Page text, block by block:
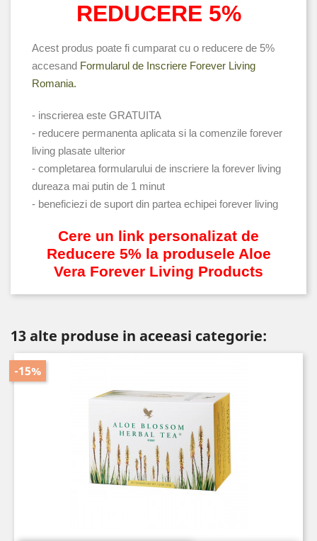
REDUCERE 5%
Acest produs poate fi cumparat cu o reducere de 5%
accesand Formularul de Inscriere Forever Living
Romania.
- inscrierea este GRATUITA
- reducere permanenta aplicata si la comenzile forever
living plasate ulterior
- completarea formularului de inscriere la forever living
dureaza mai putin de 1 minut
- beneficiezi de suport din partea echipei forever living
Cere un link personalizat de
Reducere 5% la produsele Aloe
Vera Forever Living Products
13 alte produse in aceeasi categorie:
-15%